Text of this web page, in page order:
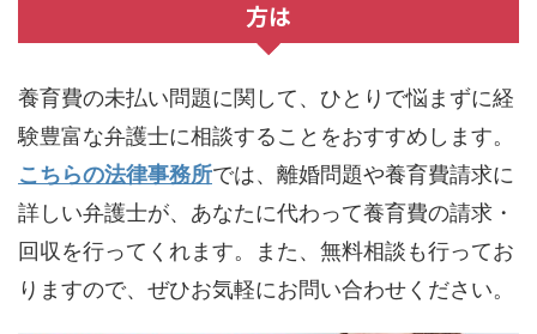
方は
養育費の未払い問題に関して、ひとりで悩まずに経
験豊富な弁護士に相談することをおすすめします。
こちらの法律事務所では、離婚問題や養育費請求に
詳しい弁護士が、あなたに代わって養育費の請求・
回収を行ってくれます。また、無料相談も行ってお
りますので、ぜひお気軽にお問い合わせください。